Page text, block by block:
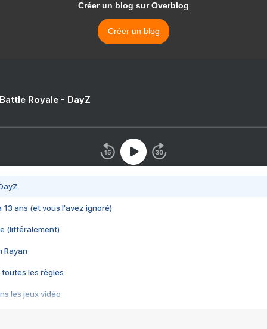
Créer un blog sur Overblog
Créer un blog
Royale - DayZ
13 ans (et vous l'avez ignoré)
(littéralement)
Rayan
toutes les règles
les jeux vidéo